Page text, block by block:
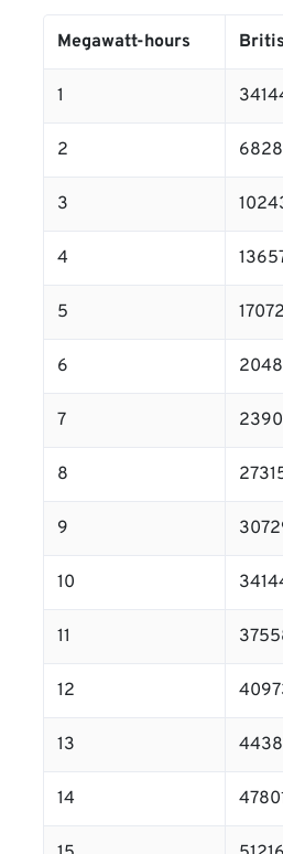
Megawatt-hours
1
2
3
4
5
6
7
8
9
10
11
12
13
14